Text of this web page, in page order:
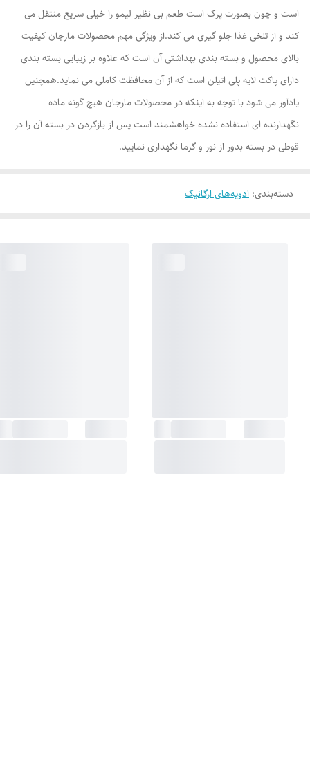
است و چون بصورت پرک است طعم بی نظیر لیمو را خیلی سریع منتقل می
کند و از تلخی غذا جلو گیری می کند.از ویژگی مهم محصولات مارجان کیفیت
بالای محصول و بسته بندی بهداشتی آن است که علاوه بر زیبایی بسته بندی
دارای پاکت لایه پلی اتیلن است که از آن محافظت کاملی می نماید.همچنین
یادآور می شود با توجه به اینکه در محصولات مارجان هیچ گونه ماده
نگهدارنده ای استفاده نشده خواهشمند است پس از بازکردن در بسته آن را در
قوطی در بسته بدور از نور و گرما نگهداری نمایید.
دسته‌بندی: ادویه‌های ارگانیک